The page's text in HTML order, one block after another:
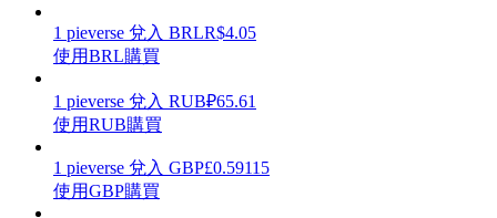
使您的資產穩定增值
1 pieverse 兌入 BRLR$4.05
使用BRL購買
1 pieverse 兌入 RUB₽65.61
使用RUB購買
1 pieverse 兌入 GBP£0.59115
使用GBP購買